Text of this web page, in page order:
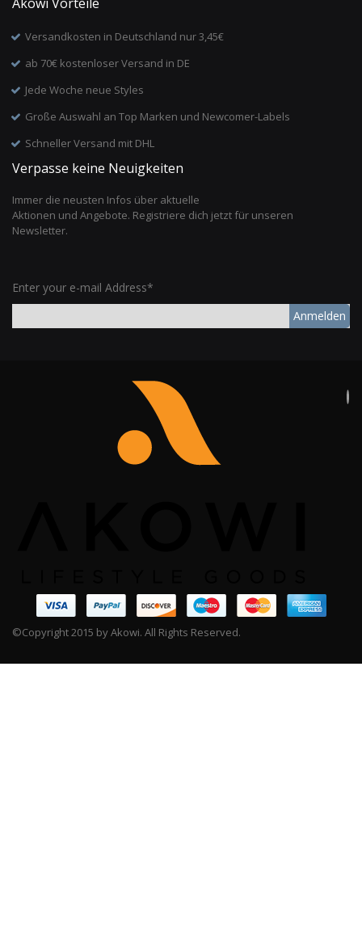
Versandkosten in Deutschland nur 3,45€
ab 70€ kostenloser Versand in DE
Jede Woche neue Styles
Große Auswahl an Top Marken und Newcomer-Labels
Schneller Versand mit DHL
Verpasse keine Neuigkeiten
Immer die neusten Infos über aktuelle
Aktionen und Angebote. Registriere dich jetzt für unseren
Newsletter.
Enter your e-mail Address*
Anmelden
©Copyright 2015 by Akowi. All Rights Reserved.